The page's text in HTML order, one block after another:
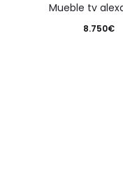
mueble tv
8.750€